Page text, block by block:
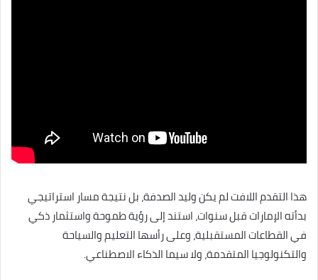
هذا التقدم اللافت لم يكن وليد الصدفة، بل نتيجة مسار استراتيجي
بدأته الإمارات قبل سنوات، استند إلى رؤية طموحة واستثمار ذكي
في القطاعات المستقبلية، وعلى رأسها التعليم والسياحة
والتكنولوجيا المتقدمة، ولا سيما الذكاء الاصطناعي.